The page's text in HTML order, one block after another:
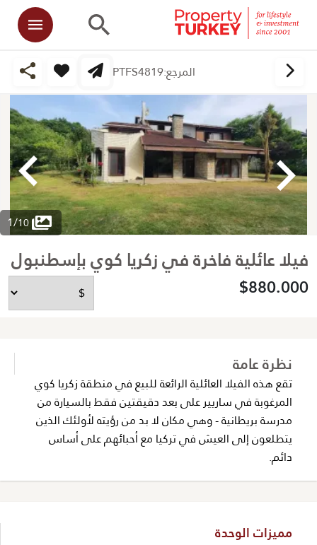
المرجع:PTFS4819
1/10
فيلا عائلية فاخرة في زكريا كوي بإسطنبول
$880.000
نظرة عامة
تقع هذه الفيلا العائلية الرائعة للبيع في منطقة زكريا كوي
المرغوبة في ساريير على بعد دقيقتين فقط بالسيارة من
مدرسة بريطانية - وهي مكان لا بد من رؤيته لأولئك الذين
يتطلعون إلى العيش في تركيا مع أحبائهم على أساس
دائم.
مميزات الوحدة